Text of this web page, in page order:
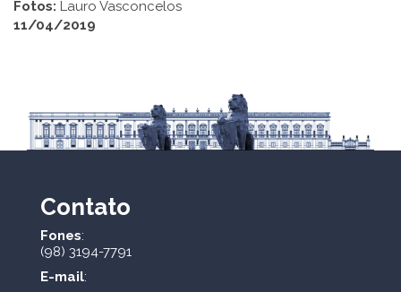
Fotos: Lauro Vasconcelos
11/04/2019
Contato
Fones:
(98) 3194-7791
E-mail: